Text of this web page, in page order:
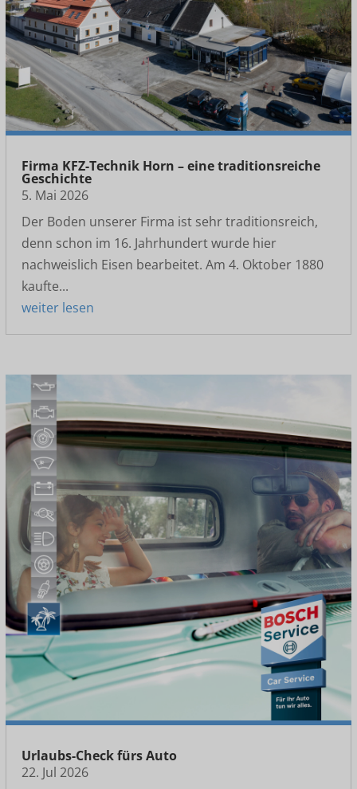
Firma KFZ-Technik Horn – eine traditionsreiche
Geschichte
5. Mai 2026
Der Boden unserer Firma ist sehr traditionsreich,
denn schon im 16. Jahrhundert wurde hier
nachweislich Eisen bearbeitet. Am 4. Oktober 1880
kaufte...
weiter lesen
Urlaubs-Check fürs Auto
22. Jul 2026